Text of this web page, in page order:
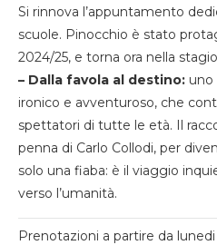
Si rinnova l’appuntamento
scuole. Pinocchio è stato
2024/25, e torna ora nella
– Dalla favola al destino: uno
ironico e avventuroso, che
spettatori di tutte le età. Il
penna di Carlo Collodi, per
solo una fiaba: è il viaggio
verso l’umanità.
Prenotazioni a partire da